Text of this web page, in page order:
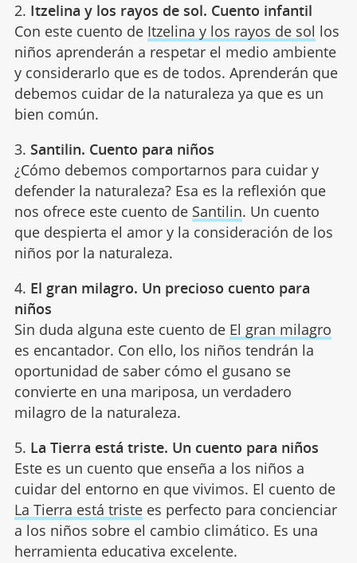
2. Itzelina y los rayos de sol. Cuento infantil
Con este cuento de Itzelina y los rayos de sol los
niños aprenderán a respetar el medio ambiente
y considerarlo que es de todos. Aprenderán que
debemos cuidar de la naturaleza ya que es un
bien común.
3. Santilin. Cuento para niños
¿Cómo debemos comportarnos para cuidar y
defender la naturaleza? Esa es la reflexión que
nos ofrece este cuento de Santilin. Un cuento
que despierta el amor y la consideración de los
niños por la naturaleza.
4. El gran milagro. Un precioso cuento para
niños
Sin duda alguna este cuento de El gran milagro
es encantador. Con ello, los niños tendrán la
oportunidad de saber cómo el gusano se
convierte en una mariposa, un verdadero
milagro de la naturaleza.
5. La Tierra está triste. Un cuento para niños
Este es un cuento que enseña a los niños a
cuidar del entorno en que vivimos. El cuento de
La Tierra está tristees perfecto para concienciar
a los niños sobre el cambio climático. Es una
herramienta educativa excelente.